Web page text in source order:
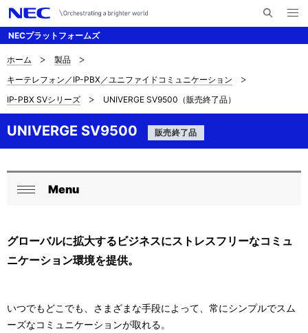
NECプラットフォームズ
メ
ニ
ナ
ビ
ゲ
ー
シ
ョ
サ
イ
ト
内
現
位
置
表
ホーム
製品
キーテレフォン／IP-PBX／ユニファイドコミュニケーション
IP-PBX SVシリーズ
UNIVERGE SV9500（販売終了品）
UNIVERGE SV9500 販売終了品
ロ
カ
ビ
る
Menu
グローバルに拡大するビジネスにストレスフリーなコミュ
ニケーション環境を提供。
いつでもどこでも、さまざまな手段によって、常にシンプルでスム
ーズなコミュニケーションが取れる。